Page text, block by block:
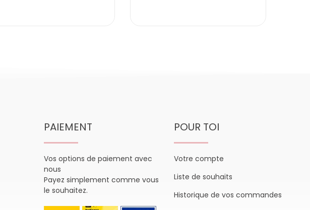
PAIEMENT
Vos options de paiement avec
nous
Payez simplement comme vous
le souhaitez.
POUR TOI
Votre compte
Liste de souhaits
Historique de vos commandes